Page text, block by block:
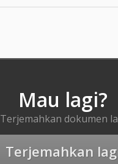
Mau lagi?
Terjemahkan dokumen
Terjemahkan